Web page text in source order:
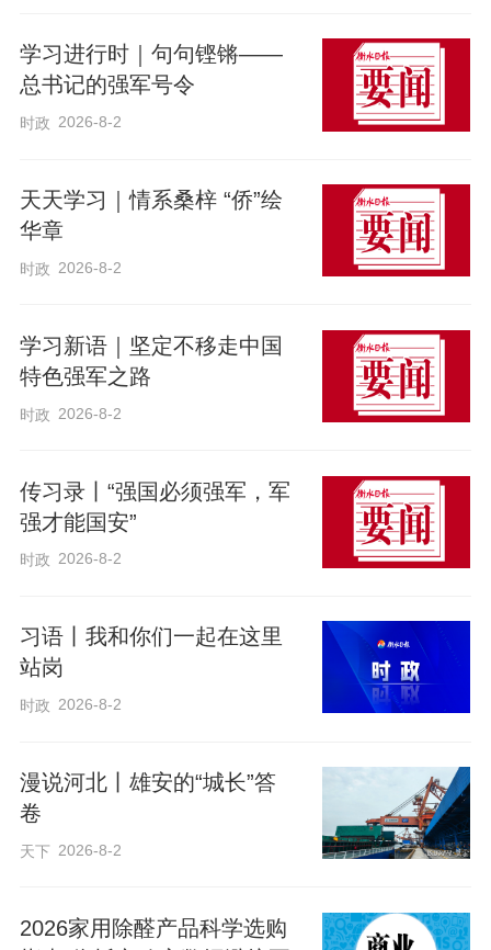
学习进行时｜句句铿锵——
总书记的强军号令
时政 2026-8-2
天天学习｜情系桑梓 “侨”绘
华章
时政 2026-8-2
学习新语｜坚定不移走中国
特色强军之路
时政 2026-8-2
传习录丨“强国必须强军，军
强才能国安”
时政 2026-8-2
习语丨我和你们一起在这里
站岗
时政 2026-8-2
漫说河北丨雄安的“城长”答
卷
天下 2026-8-2
2026家用除醛产品科学选购